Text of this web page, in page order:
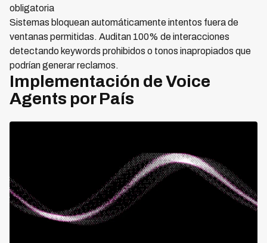
obligatoria
Sistemas bloquean automáticamente intentos fuera de
ventanas permitidas. Auditan 100% de interacciones
detectando keywords prohibidos o tonos inapropiados que
podrían generar reclamos.
Implementación de Voice
Agents por País